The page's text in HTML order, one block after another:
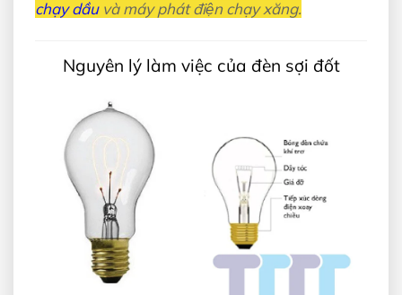
chạy dầuvà máy phát điện chạy xăng.
Nguyên lý làm việc của đèn sợi đốt